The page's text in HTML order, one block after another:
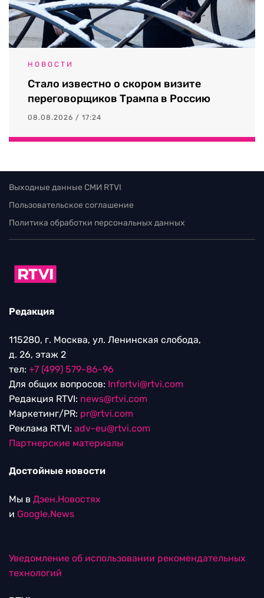
НОВОСТИ
Стало известно о скором визите
переговорщиков Трампа в Россию
08.08.2026 / 17:24
Выходные данные СМИ RTVI
Пользовательское соглашение
Политика обработки персональных данных
Редакция
115280, г. Москва, ул. Ленинская слобода,
д. 26, этаж 2
тел: +7 (499) 579-86-96
Для общих вопросов: Infortvi@rtvi.com
Редакция RTVI: news@rtvi.com
Маркетинг/PR: pr@rtvi.com
Реклама RTVI: adv-eu@rtvi.com
Партнерские материалы
Достойные новости
Мы в Дзен.Новостях
и Google.News
Уведомление об использовании рекомендательных
технологий